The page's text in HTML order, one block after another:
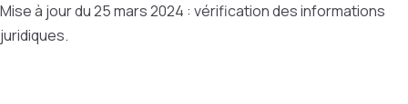
Mise à jour du 25 mars 2024 : vérification des informations
juridiques.